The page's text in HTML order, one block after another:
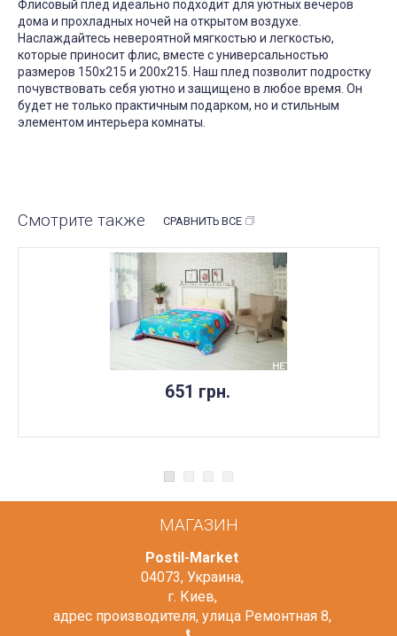
Флисовый плед идеально подходит для уютных вечеров
дома и прохладных ночей на открытом воздухе.
Наслаждайтесь невероятной мягкостью и легкостью,
которые приносит флис, вместе с универсальностью
размеров 150x215 и 200x215. Наш плед позволит подростку
почувствовать себя уютно и защищено в любое время. Он
будет не только практичным подарком, но и стильным
элементом интерьера комнаты.
Смотрите также СРАВНИТЬ ВСЕ
651 грн.
НЕТ В НАЛИЧИИ
МАГАЗИН
Postil-Market
04073, Украина,
г. Киев,
адрес производителя, улица Ремонтная 8,